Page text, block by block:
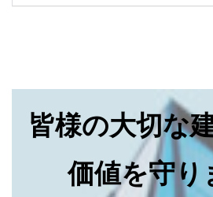
皆様の大切な
価値を守り